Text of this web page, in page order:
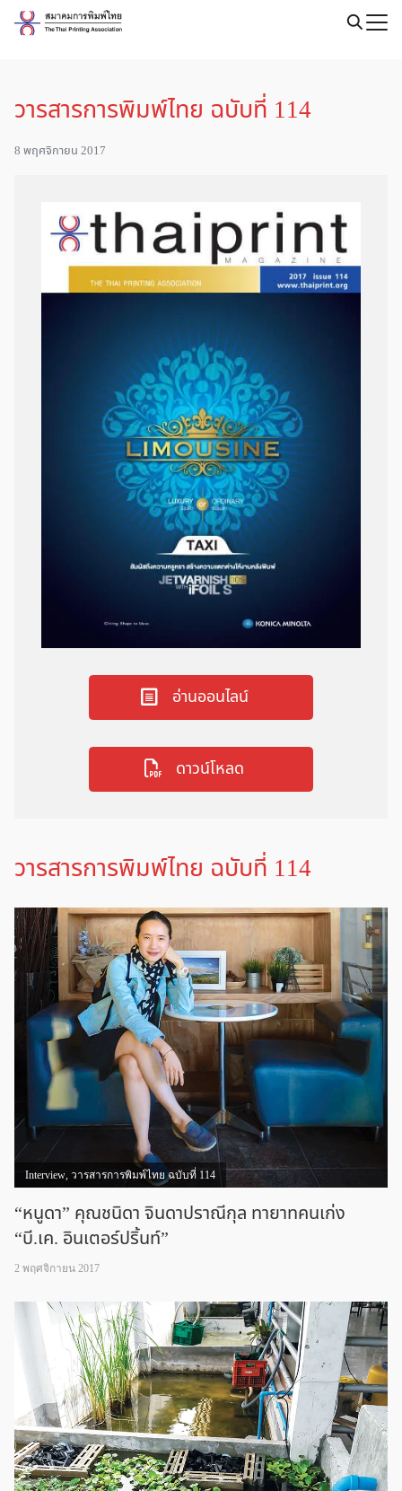
Skip
วารสารการพิมพ์ไทย ฉบับที่ 114
8 พฤศจิกายน 2017
อ่านออนไลน์
ดาวน์โหลด
วารสารการพิมพ์ไทย ฉบับที่ 114
Interview วารสารการพิมพ์ไทย ฉบับที่ 114
“หนูดา” คุณชนิดา จินดาปราณีกุล ทายาทคนเก่ง
“บี.เค. อินเตอร์ปริ้นท์”
2 พฤศจิกายน 2017